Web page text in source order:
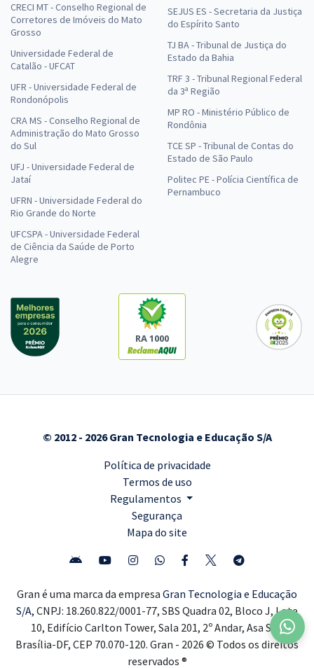
CRECI MT - Conselho Regional de
Corretores de Imóveis do Mato
Grosso
Universidade Federal de
Catalão - UFCAT
UFR - Universidade Federal de
Rondonópolis
CRA MS - Conselho Regional de
Administração do Mato Grosso
do Sul
UFJ - Universidade Federal de
Jataí
UFRN - Universidade Federal do
Rio Grande do Norte
UFCSPA - Universidade Federal
de Ciência da Saúde de Porto
Alegre
SEJUS ES - Secretaria da Justiça
do Espírito Santo
TJ BA - Tribunal de Justiça do
Estado da Bahia
TRF 3 - Tribunal Regional Federal
da 3ª Região
MP RO - Ministério Público de
Rondônia
TCE SP - Tribunal de Contas do
Estado de São Paulo
Politec PE - Polícia Científica de
Pernambuco
RA 1000
© 2012 - 2026 Gran Tecnologia e Educação S/A
Política de privacidade
Termos de uso
Regulamentos
Segurança
Mapa do site
Gran é uma marca da empresa Gran Tecnologia e Educação
S/A, CNPJ: 18.260.822/0001-77, SBS Quadra 02, Bloco J, Lote
10, Edifício Carlton Tower, Sala 201, 2º Andar, Asa Sul,
Brasília-DF, CEP 70.070-120. Gran - 2026 © Todos os direitos
reservados ®